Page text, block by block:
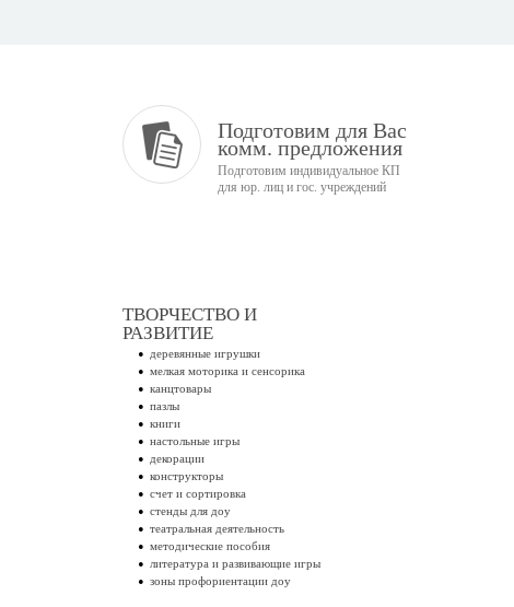
Подготовим для Вас
комм. предложения
Подготовим индивидуальное КП
для юр. лиц и гос. учреждений
ТВОРЧЕСТВО И
РАЗВИТИЕ
деревянные игрушки
мелкая моторика и сенсорика
канцтовары
пазлы
книги
настольные игры
декорации
конструкторы
счет и сортировка
стенды для доу
театральная деятельность
методические пособия
литература и развивающие игры
зоны профориентации доу